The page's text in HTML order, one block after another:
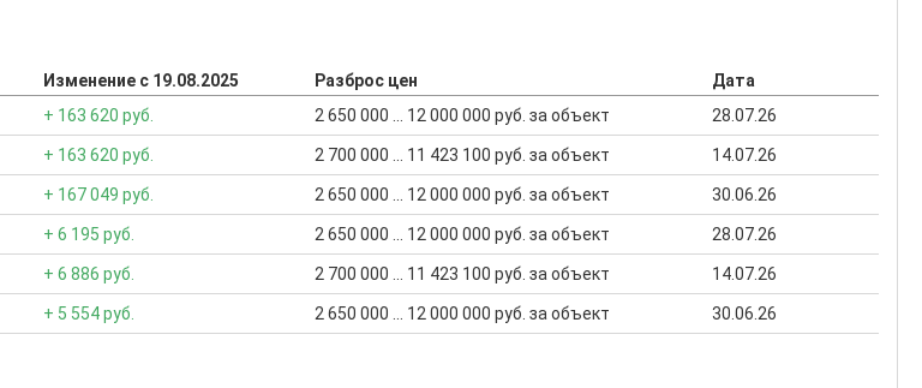
Изменение с 19.08.2025 Разброс цен
Дата
+ 163 620 руб. 2 650 000 ... 12 000 000 руб. за объект 28.07.26
+ 163 620 руб. 2 700 000 ... 11 423 100 руб. за объект 14.07.26
+ 167 049 руб. 2 650 000 ... 12 000 000 руб. за объект 30.06.26
+ 6 195 руб. 2 650 000 ... 12 000 000 руб. за объект 28.07.26
+ 6 886 руб. 2 700 000 ... 11 423 100 руб. за объект 14.07.26
+ 5 554 руб. 2 650 000 ... 12 000 000 руб. за объект 30.06.26